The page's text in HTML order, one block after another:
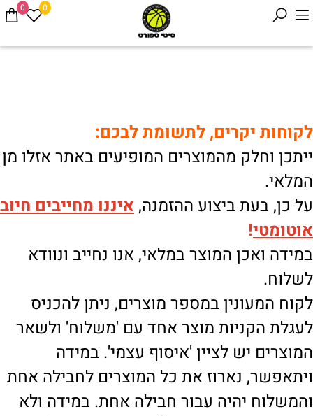
0 0
לקוחות יקרים, לתשומת לבכם:
ייתכן וחלק מהמוצרים המופיעים באתר אזלו מן
המלאי.
על כן, בעת ביצוע ההזמנה, איננו מחייבים חיוב
אוטומטי!
במידה ואכן המוצר במלאי, אנו נחייב ונוודא
לשלוח.
לקוח המעונין במספר מוצרים, ניתן להכניס
לעגלת הקניות מוצר אחד עם 'משלוח' ולשאר
המוצרים יש לציין 'איסוף עצמי'. במידה
ויתאפשר, נארוז את כל המוצרים לחבילה אחת
והמשלוח יהיה עבור חבילה אחת. במידה ולא